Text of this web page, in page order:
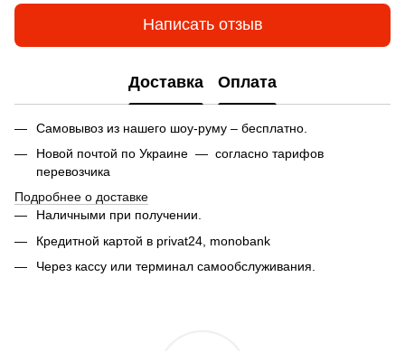
Написать отзыв
Доставка Оплата
Самовывоз из нашего шоу-руму – бесплатно.
Новой почтой по Украине — согласно тарифов
перевозчика
Подробнее о доставке
Наличными при получении.
Кредитной картой в privat24, monobank
Через кассу или терминал самообслуживания.